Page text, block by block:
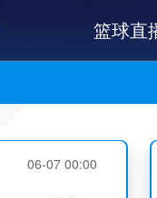
篮球直
06-07 00:00